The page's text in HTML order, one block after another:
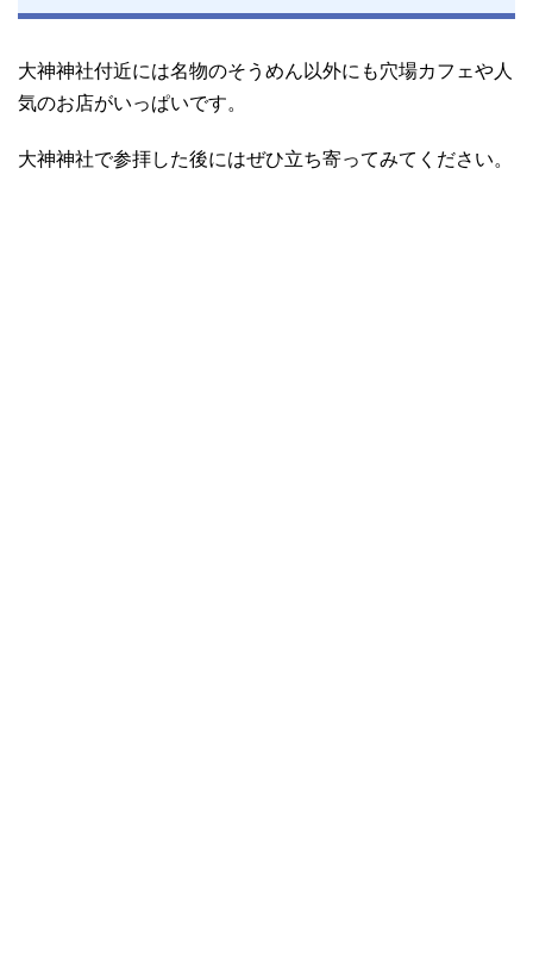
大神神社付近には名物のそうめん以外にも穴場カフェや人
気のお店がいっぱいです。
大神神社で参拝した後にはぜひ立ち寄ってみてください。